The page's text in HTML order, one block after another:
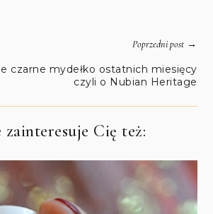
Poprzedni post→
czarne mydełko ostatnich miesięcy
czyli o Nubian Heritage
zainteresuje Cię też: